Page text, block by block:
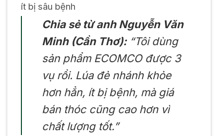
ít bị sâu bệnh
Chia sẻ từ anh Nguyễn Văn
Minh (Cần Thơ): “Tôi dùng
sản phẩm ECOMCO được 3
vụ rồi. Lúa đẻ nhánh khỏe
hơn hẳn, ít bị bệnh, mà giá
bán thóc cũng cao hơn vì
chất lượng tốt.”